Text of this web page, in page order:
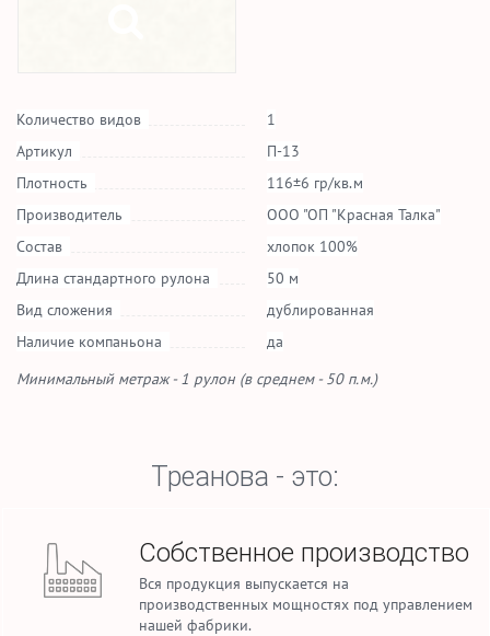
Количество видов
1
Артикул
П-13
Плотность
116±6 гр/кв.м
Производитель
ООО "ОП "Красная Талка"
Состав
хлопок 100%
Длина стандартного рулона
50 м
Вид сложения
дублированная
Наличие компаньона
да
Минимальный метраж - 1 рулон (в среднем - 50 п.м.)
Треанова - это:
Собственное производство
Вся продукция выпускается на
производственных мощностях под управлением
нашей фабрики.